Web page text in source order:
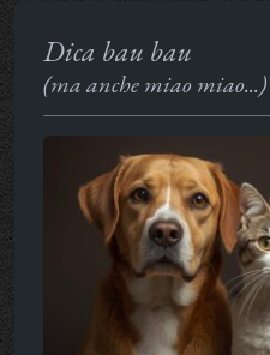
Dica bau bau
(ma anche miao miao...)